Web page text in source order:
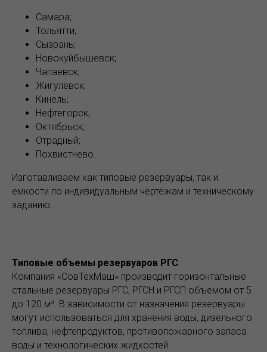
Самара;
Тольятти;
Сызрань;
Новокуйбышевск;
Чапаевск;
Жигулёвск;
Кинель;
Нефтегорск;
Октябрьск;
Отрадный;
Похвистнево.
Изготавливаем как типовые резервуары, так и
емкости по индивидуальным чертежам и техническому
заданию.
Типовые объемы резервуаров РГС
Компания «СовТехМаш» производит горизонтальные
стальные резервуары РГС, РГСН и РГСП объемом от 5
до 120 м³. В зависимости от назначения резервуары
могут использоваться для хранения воды, дизельного
топлива, нефтепродуктов, противопожарного запаса
воды и технологических жидкостей.